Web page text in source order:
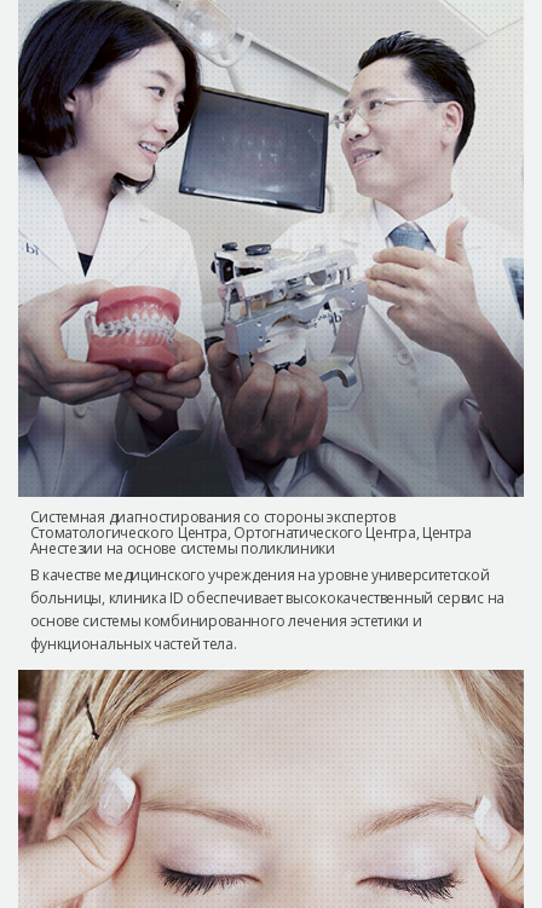
Системная диагностирования со стороны экспертов
Стоматологического Центра, Ортогнатического Центра, Центра
Анестезии на основе системы поликлиники
В качестве медицинского учреждения на уровне университетской
больницы, клиника ID обеспечивает высококачественный сервис на
основе системы комбинированного лечения эстетики и
функциональных частей тела.